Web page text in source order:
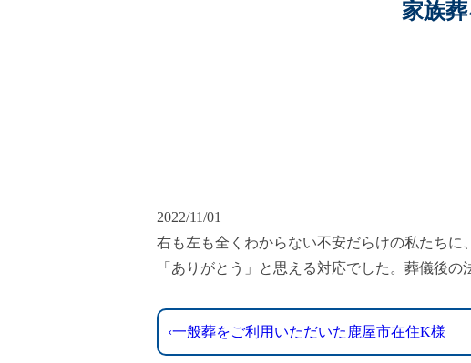
家族
2022/11/01
右も左も全くわからない不安だらけの私たち
「ありがとう」と思える対応でした。葬儀後の
‹一般葬をご利用いただいた鹿屋市在住K様